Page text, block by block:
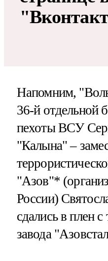
Напомним,
36-й отдельной
пехоты ВСУ
"Калына" –
"Азов"*
России)
сдались в плен
завода